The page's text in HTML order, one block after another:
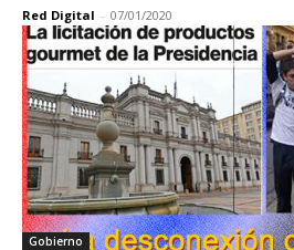
Red Digital - 07/01/2020
Gobierno